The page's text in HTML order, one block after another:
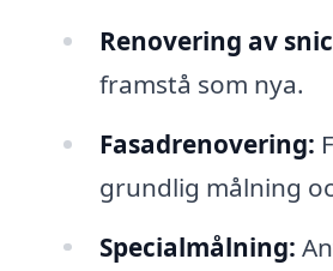
Renovering av
framstå som nya.
Fasadrenovering:
grundlig målning
Specialmålning: